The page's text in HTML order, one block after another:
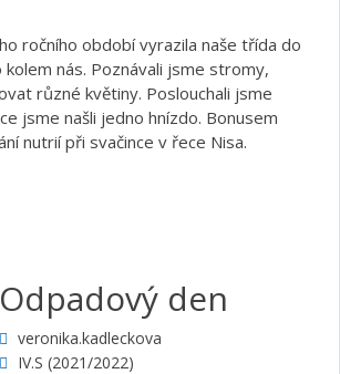
ročního období vyrazila naše třída do
nás. Poznávali jsme stromy,
různé květiny. Poslouchali jsme
jsme našli jedno hnízdo. Bonusem
nutrií při svačince v řece Nisa.
Odpadový den
veronika.kadleckova
IV.S (2021/2022)